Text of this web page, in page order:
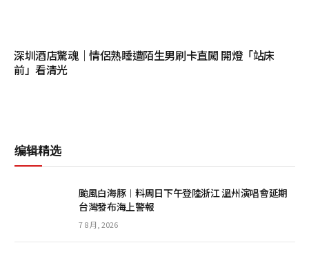
深圳酒店驚魂｜情侶熟睡遭陌生男刷卡直闖 開燈「站床
前」看清光
编辑精选
颱風白海豚︱料周日下午登陸浙江 溫州演唱會延期
台灣發布海上警報
7 8 月, 2026